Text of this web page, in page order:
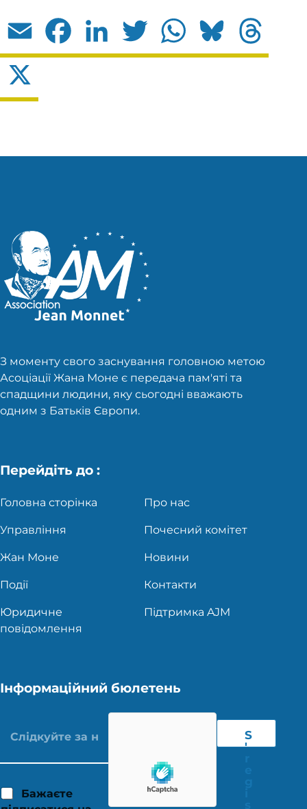
Email Facebook LinkedIn Twitter WhatsApp Bluesky
З моменту свого заснування головною метою
Асоціації Жана Моне є передача пам'яті та
спадщини людини, яку сьогодні вважають
одним з Батьків Європи.
Перейдіть до :
Головна сторінка Про нас
Управління Почесний комітет
Жан Моне Новини
Події Контакти
Юридичне
повідомлення
Підтримка AJM
Інформаційний бюлетень
Бажаєте
S
'